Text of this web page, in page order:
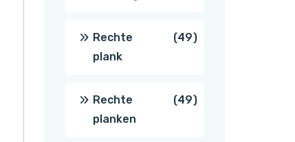
producten
Rechte
plank
4949
Rechte
planken
4949